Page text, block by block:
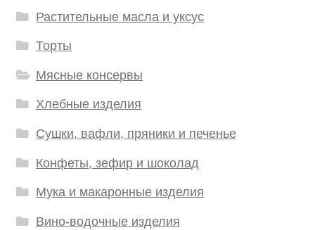
Растительные масла и уксус
Торты
Мясные консервы
Хлебные изделия
Сушки, вафли, пряники и печенье
Конфеты, зефир и шоколад
Мука и макаронные изделия
Вино-водочные изделия